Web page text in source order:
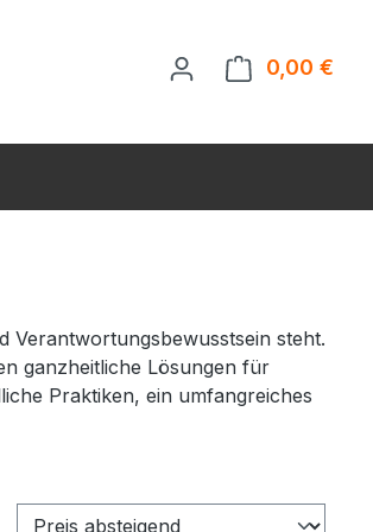
0,00 €
steht.
ganzheitliche Lösungen für
Praktiken, ein umfangreiches